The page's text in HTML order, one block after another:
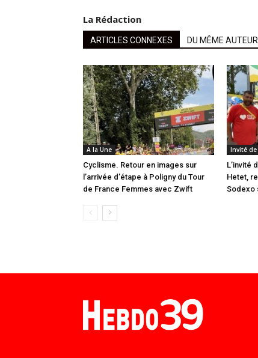
La Rédaction
ARTICLES CONNEXES DU MÊME AUTEUR
A la Une
Cyclisme. Retour en images sur
l’arrivée d’étape à Poligny du Tour
de France Femmes avec Zwift
Invité
L’invité
Hetet,
Sodexo